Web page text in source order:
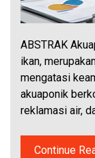
ABSTRAK
ikan,
mengatasi
akuaponik
reklamasi air,
Continue